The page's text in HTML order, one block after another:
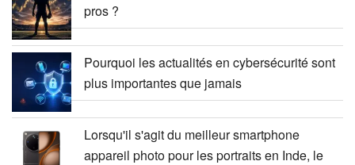
pros ?
Pourquoi les actualités en cybersécurité sont
plus importantes que jamais
Lorsqu'il s'agit du meilleur smartphone
appareil photo pour les portraits en Inde, le